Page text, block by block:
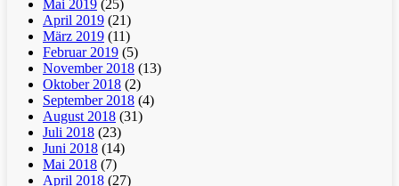
Mai 2019 (25)
April 2019 (21)
März 2019 (11)
Februar 2019 (5)
November 2018 (13)
Oktober 2018 (2)
September 2018 (4)
August 2018 (31)
Juli 2018 (23)
Juni 2018 (14)
Mai 2018 (7)
April 2018 (27)